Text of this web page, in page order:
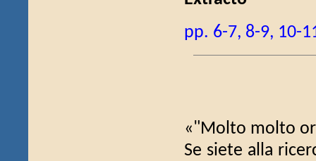
pp. 6-7, 8-9, 10-
«"Molto molto
Se siete alla